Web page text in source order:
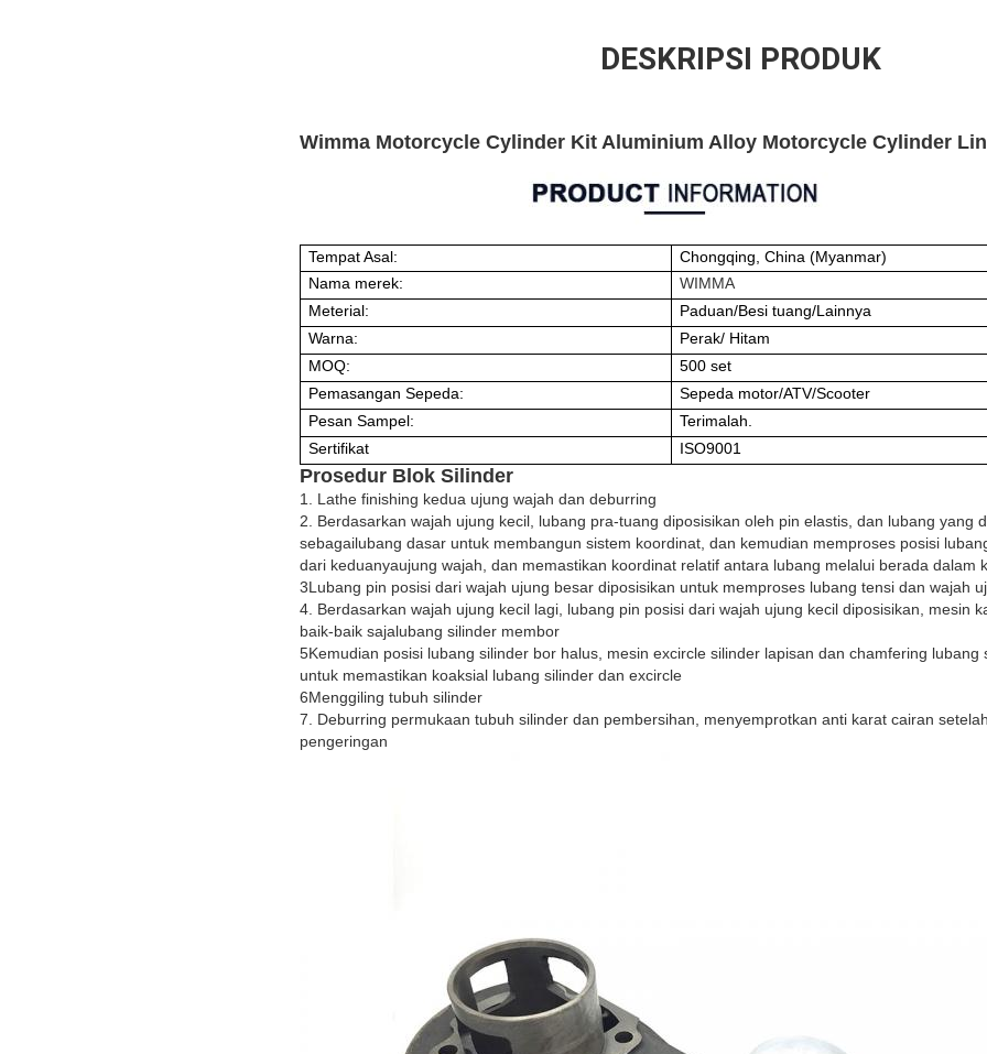
DESKRIPSI PRODUK
Wimma Motorcycle Cylinder Kit Aluminium Alloy Motorcycle Cylinder
Tempat Asal:
Chongqing, China (Myanmar)
Nama merek:
WIMMA
Meterial:
Paduan/Besi tuang/Lainnya
Warna:
Perak/ Hitam
MOQ:
500 set
Pemasangan Sepeda:
Sepeda motor/ATV/Scooter
Pesan Sampel:
Terimalah.
Sertifikat
ISO9001
Prosedur Blok Silinder
1. Lathe finishing kedua ujung wajah dan deburring
2. Berdasarkan wajah ujung kecil, lubang pra-tuang diposisikan oleh pin elastis, dan lubang yang
sebagailubang dasar untuk membangun sistem koordinat, dan kemudian memproses posisi
dari keduanyaujung wajah, dan memastikan koordinat relatif antara lubang melalui berada dalam
3Lubang pin posisi dari wajah ujung besar diposisikan untuk memproses lubang tensi dan wajah
4. Berdasarkan wajah ujung kecil lagi, lubang pin posisi dari wajah ujung kecil diposisikan, mesin
baik-baik sajalubang silinder membor
5Kemudian posisi lubang silinder bor halus, mesin excircle silinder lapisan dan chamfering lubang
untuk memastikan koaksial lubang silinder dan excircle
6Menggiling tubuh silinder
7. Deburring permukaan tubuh silinder dan pembersihan, menyemprotkan anti karat cairan
pengeringan